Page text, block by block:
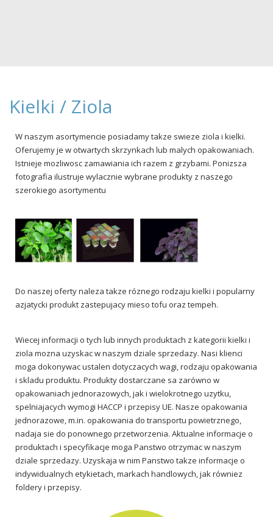
Kielki / Ziola
W naszym asortymencie posiadamy takze swieze ziola i kielki.
Oferujemy je w otwartych skrzynkach lub malych opakowaniach.
Istnieje mozliwosc zamawiania ich razem z grzybami. Ponizsza
fotografia ilustruje wylacznie wybrane produkty z naszego
szerokiego asortymentu
Do naszej oferty naleza takze róznego rodzaju kielki i popularny
azjatycki produkt zastepujacy mieso tofu oraz tempeh.
Wiecej informacji o tych lub innych produktach z kategorii kielki i
ziola mozna uzyskac w naszym dziale sprzedazy. Nasi klienci
moga dokonywac ustalen dotyczacych wagi, rodzaju opakowania
i skladu produktu. Produkty dostarczane sa zarówno w
opakowaniach jednorazowych, jak i wielokrotnego uzytku,
spelniajacych wymogi HACCP i przepisy UE. Nasze opakowania
jednorazowe, m.in. opakowania do transportu powietrznego,
nadaja sie do ponownego przetworzenia. Aktualne informacje o
produktach i specyfikacje moga Panstwo otrzymac w naszym
dziale sprzedazy. Uzyskaja w nim Panstwo takze informacje o
indywidualnych etykietach, markach handlowych, jak równiez
foldery i przepisy.